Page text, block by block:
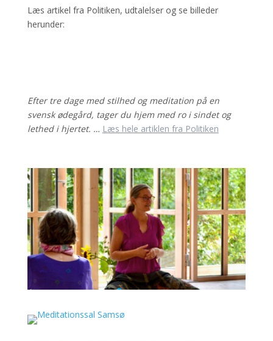
Læs artikel fra Politiken, udtalelser og se billeder
herunder:
Efter tre dage med stilhed og meditation på en
svensk ødegård, tager du hjem med ro i sindet og
lethed i hjertet. … Læs hele artiklen fra Politiken